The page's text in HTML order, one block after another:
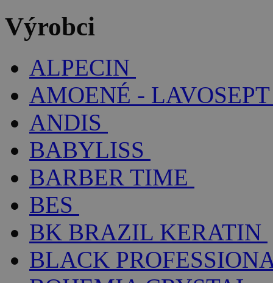
Výrobci
ALPECIN
AMOENÉ - LAVOSEPT
ANDIS
BABYLISS
BARBER TIME
BES
BK BRAZIL KERATIN
BLACK